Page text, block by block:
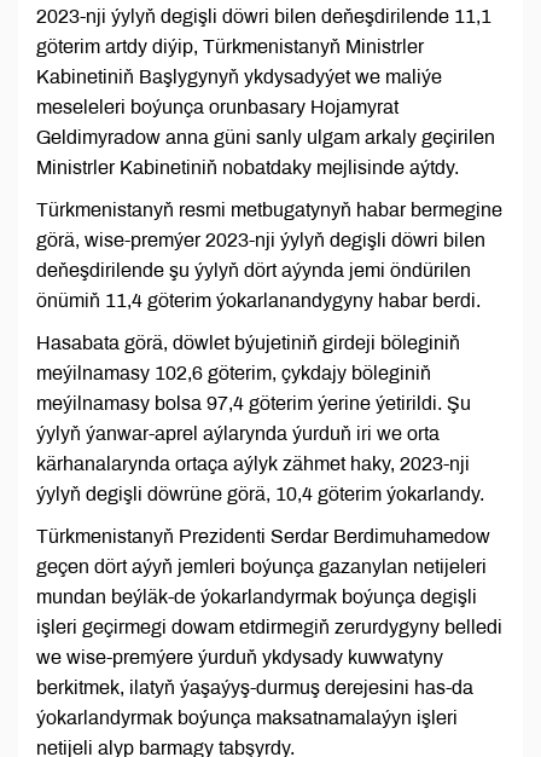
2023-nji ýylyň degişli döwri bilen deňeşdirilende 11,1
göterim artdy diýip, Türkmenistanyň Ministrler
Kabinetiniň Başlygynyň ykdysadyýet we maliýe
meseleleri boýunça orunbasary Hojamyrat
Geldimyradow anna güni sanly ulgam arkaly geçirilen
Ministrler Kabinetiniň nobatdaky mejlisinde aýtdy.
Türkmenistanyň resmi metbugatynyň habar bermegine
görä, wise-premýer 2023-nji ýylyň degişli döwri bilen
deňeşdirilende şu ýylyň dört aýynda jemi öndürilen
önümiň 11,4 göterim ýokarlanandygyny habar berdi.
Hasabata görä, döwlet býujetiniň girdeji böleginiň
meýilnamasy 102,6 göterim, çykdajy böleginiň
meýilnamasy bolsa 97,4 göterim ýerine ýetirildi. Şu
ýylyň ýanwar-aprel aýlarynda ýurduň iri we orta
kärhanalarynda ortaça aýlyk zähmet haky, 2023-nji
ýylyň degişli döwrüne görä, 10,4 göterim ýokarlandy.
Türkmenistanyň Prezidenti Serdar Berdimuhamedow
geçen dört aýyň jemleri boýunça gazanylan netijeleri
mundan beýläk-de ýokarlandyrmak boýunça degişli
işleri geçirmegi dowam etdirmegiň zerurdygyny belledi
we wise-premýere ýurduň ykdysady kuwwatyny
berkitmek, ilatyň ýaşaýyş-durmuş derejesini has-da
ýokarlandyrmak boýunça maksatnamalaýyn işleri
netijeli alyp barmagy tabşyrdy.